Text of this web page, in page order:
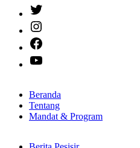
Beranda
Tentang
Mandat & Program